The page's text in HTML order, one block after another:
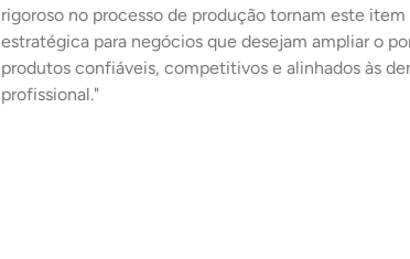
rigoroso no processo de produção tornam este
estratégica para negócios que desejam ampliar o
produtos confiáveis, competitivos e alinhados às
profissional."